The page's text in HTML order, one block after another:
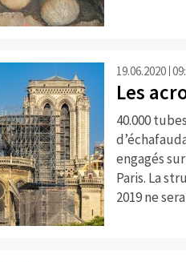
19.06.2020
Les
40.000
engagés
Paris. La
2019 ne